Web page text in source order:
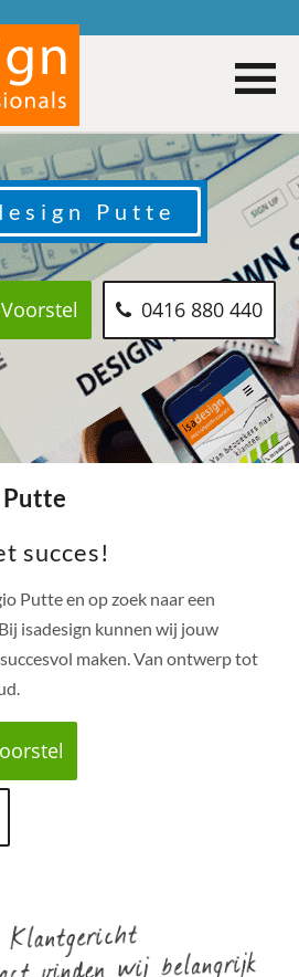
Putte
0416 880 440
Putte
succes!
Putteen op zoek naar een
isadesign kunnen wij jouw
maken. Van ontwerp tot